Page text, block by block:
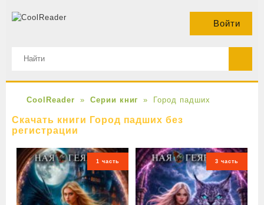
Войти
CoolReader Серии книг Город падших
Скачать книги Город падших без
регистрации
1 часть 3 часть